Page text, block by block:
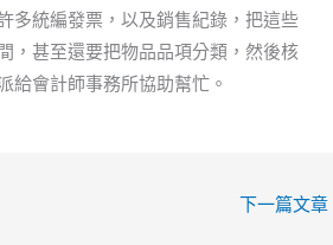
多統編發票，以及銷售紀錄，把這些
，甚至還要把物品品項分類，然後核
給會計師事務所協助幫忙。
下一篇文章